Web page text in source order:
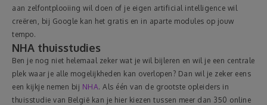
Thuis
Elektronica
Eten & Drinken
aan zelfontplooiing wil doen of je eigen artificial intelligence wil
creëren, bij Google kan het gratis en in aparte modules op jouw
tempo.
NHA thuisstudies
Ben je nog niet helemaal zeker wat je wil bijleren en wil je een centrale
plek waar je alle mogelijkheden kan overlopen? Dan wil je zeker eens
een kijkje nemen bij NHA. Als één van de grootste opleiders in
thuisstudie van België kan je hier kiezen tussen meer dan 350 online